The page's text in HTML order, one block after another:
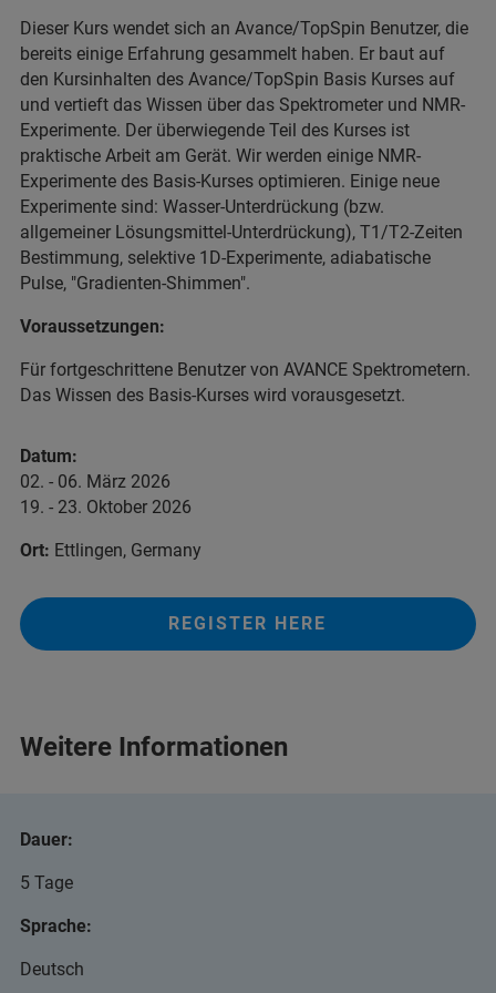
Dieser Kurs wendet sich an Avance/TopSpin Benutzer, die
bereits einige Erfahrung gesammelt haben. Er baut auf
den Kursinhalten des Avance/TopSpin Basis Kurses auf
und vertieft das Wissen über das Spektrometer und NMR-
Experimente. Der überwiegende Teil des Kurses ist
praktische Arbeit am Gerät. Wir werden einige NMR-
Experimente des Basis-Kurses optimieren. Einige neue
Experimente sind: Wasser-Unterdrückung (bzw.
allgemeiner Lösungsmittel-Unterdrückung), T1/T2-Zeiten
Bestimmung, selektive 1D-Experimente, adiabatische
Pulse, "Gradienten-Shimmen".
Voraussetzungen:
Für fortgeschrittene Benutzer von AVANCE Spektrometern.
Das Wissen des Basis-Kurses wird vorausgesetzt.
Datum:
02. - 06. März 2026
19. - 23. Oktober 2026
Ort: Ettlingen, Germany
REGISTER HERE
Weitere Informationen
Dauer:
5 Tage
Sprache:
Deutsch